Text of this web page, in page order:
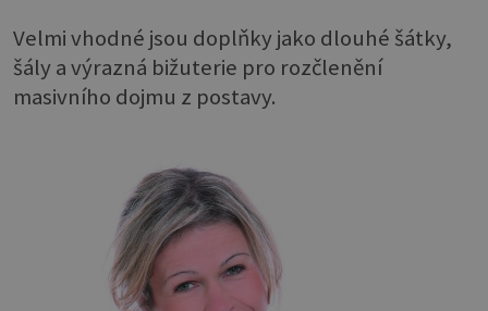
Velmi vhodné jsou doplňky jako dlouhé šátky,
šály a výrazná bižuterie pro rozčlenění
masivního dojmu z postavy.